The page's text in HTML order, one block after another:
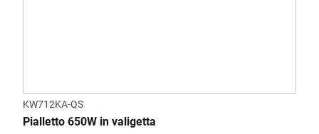
KW712KA-QS
Pialletto 650W in valigetta